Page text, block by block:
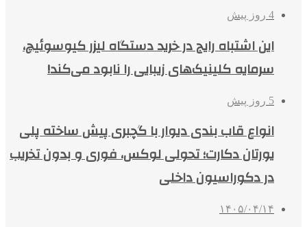
4 روز پیش
این اشتباه رایج در خرید دستگاه لیزر کیوسوئیچ،
سرمایه کلینیک‌های زیبایی را نابود می‌کند!
5 روز پیش
انواع قاب بندی دیوار با گچبری پیش ساخته پلی
یورتان دکارت؛ تحولی لوکس، فوری و بدون تخریب
در دکوراسیون داخلی
۱۴۰۵/۰۴/۱۴